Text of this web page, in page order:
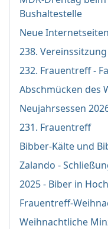
Bushaltestelle
Neue Internetseiten
238. Vereinssitzung
232. Frauentreff -
Abschmücken des
Neujahrsessen
231. Frauentreff
Bibber-Kälte und
Zalando -
2025 - Biber in
Frauentreff-
Weihnachtliche